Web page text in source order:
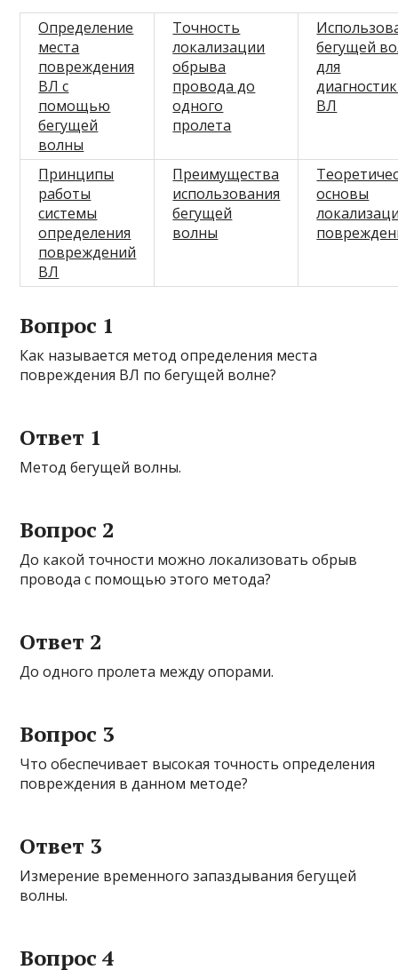
Определение
места
повреждения
ВЛ с
помощью
бегущей
волны
Точность
локализации
обрыва
провода до
одного
пролета
бегущей
для
ВЛ
Принципы
работы
системы
определения
повреждений
ВЛ
Преимущества
использования
бегущей
волны
основы
Вопрос 1
Как называется метод определения места
повреждения ВЛ по бегущей волне?
Ответ 1
Метод бегущей волны.
Вопрос 2
До какой точности можно локализовать обрыв
провода с помощью этого метода?
Ответ 2
До одного пролета между опорами.
Вопрос 3
Что обеспечивает высокая точность определения
повреждения в данном методе?
Ответ 3
Измерение временного запаздывания бегущей
волны.
Вопрос 4